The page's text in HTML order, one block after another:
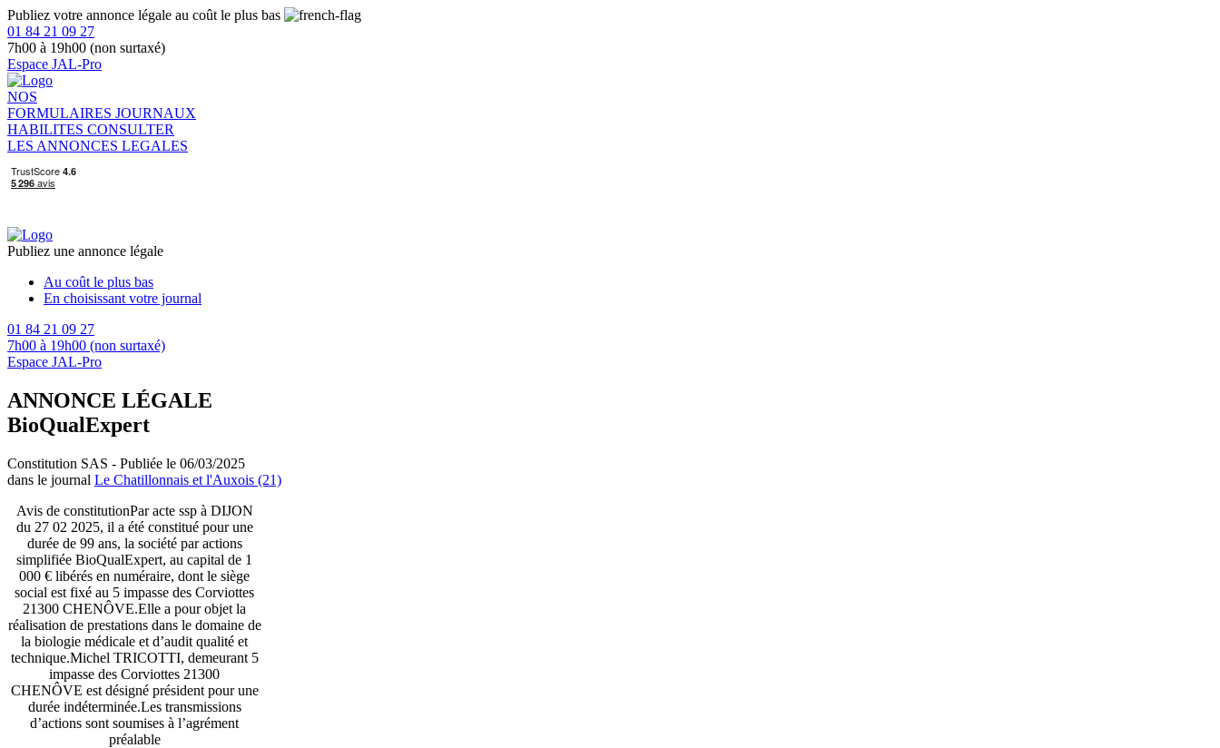
Publiez votre annonce légale au coût le plus bas
01 84 21 09 27
7h00 à 19h00 (non surtaxé)
Espace JAL-Pro
NOS
FORMULAIRES JOURNAUX
HABILITES CONSULTER
LES ANNONCES LEGALES
Publiez une annonce légale
Au coût le plus bas
En choisissant votre journal
01 84 21 09 27
7h00 à 19h00 (non surtaxé)
Espace JAL-Pro
ANNONCE LÉGALE
BioQualExpert
Constitution SAS - Publiée le 06/03/2025
dans le journal Le Chatillonnais et l'Auxois (21)
Avis de constitutionPar acte ssp à DIJON
du 27 02 2025, il a été constitué pour une
durée de 99 ans, la société par actions
simplifiée BioQualExpert, au capital de 1
000 € libérés en numéraire, dont le siège
social est fixé au 5 impasse des Corviottes
21300 CHENÔVE.Elle a pour objet la
réalisation de prestations dans le domaine de
la biologie médicale et d’audit qualité et
technique.Michel TRICOTTI, demeurant 5
impasse des Corviottes 21300
CHENÔVE est désigné président pour une
durée indéterminée.Les transmissions
d’actions sont soumises à l’agrément
préalable